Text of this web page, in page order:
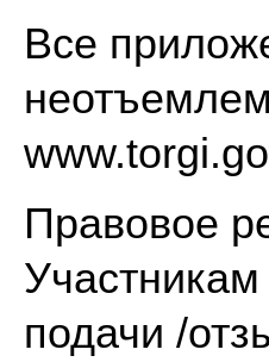
Все
Правовое
подачи /